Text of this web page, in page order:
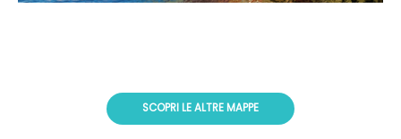
SCOPRI LE ALTRE MAPPE